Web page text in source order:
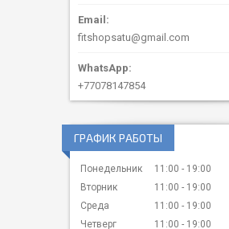
fitshopsatu@gmail.com
+77078147854
ГРАФИК РАБОТЫ
Понедельник 11:00
19:00
Вторник
11:00
19:00
Среда
11:00
19:00
Четверг
11:00 19:00